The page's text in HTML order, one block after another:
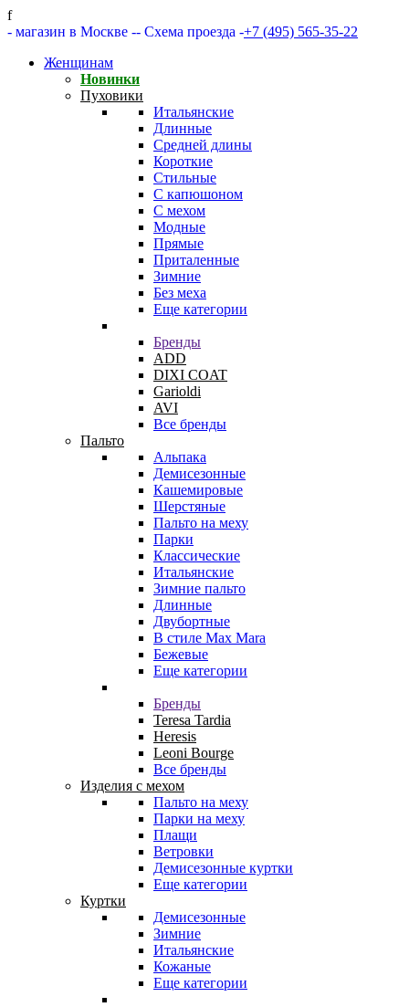
f
- магазин в Москве -- Схема проезда -+7 (495) 565-35-22
Женщинам
Новинки
Пуховики
Итальянские
Длинные
Средней длины
Короткие
Стильные
С капюшоном
С мехом
Модные
Прямые
Приталенные
Зимние
Без меха
Еще категории
Бренды
ADD
DIXI COAT
Garioldi
AVI
Все бренды
Пальто
Альпака
Демисезонные
Кашемировые
Шерстяные
Пальто на меху
Парки
Классические
Итальянские
Зимние пальто
Длинные
Двубортные
В стиле Max Mara
Бежевые
Еще категории
Бренды
Teresa Tardia
Heresis
Leoni Bourge
Все бренды
Изделия с мехом
Пальто на меху
Парки на меху
Плащи
Ветровки
Демисезонные куртки
Еще категории
Куртки
Демисезонные
Зимние
Итальянские
Кожаные
Еще категории